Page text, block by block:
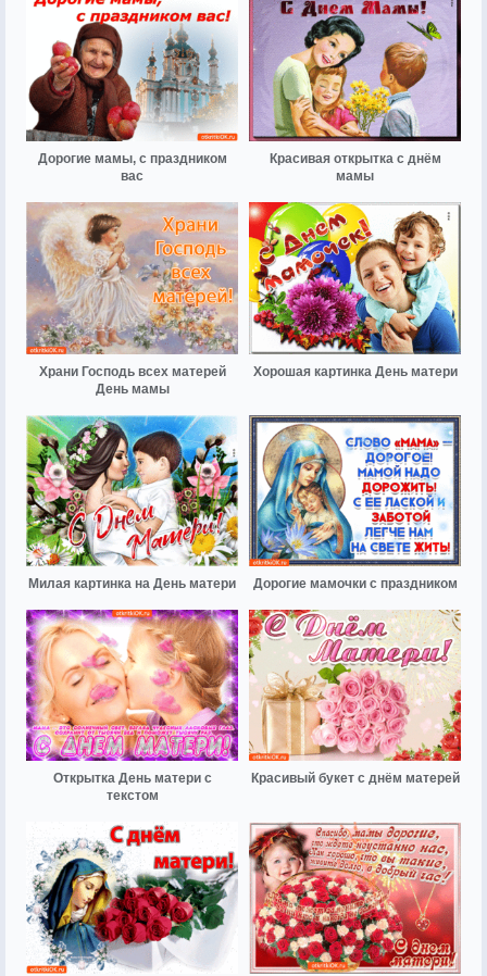
Дорогие мамы, с праздником
вас
Красивая открытка с днём
мамы
Храни Господь всех матерей
День мамы
Хорошая картинка День матери
Милая картинка на День матери Дорогие мамочки с праздником
Открытка День матери с
текстом
Красивый букет с днём матерей